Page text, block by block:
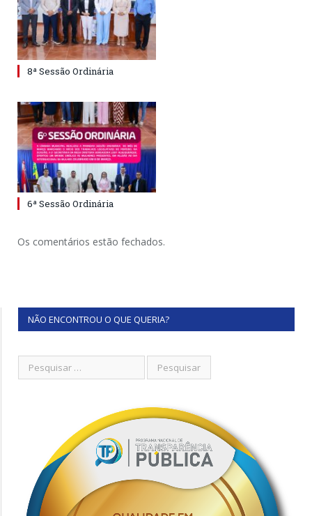
8ª Sessão Ordinária
6ª Sessão Ordinária
Os comentários estão fechados.
NÃO ENCONTROU O QUE QUERIA?